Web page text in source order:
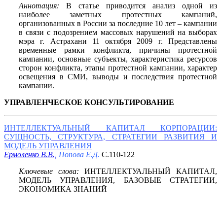
Аннотация: В статье приводится анализ одной из
наиболее заметных протестных кампаний,
организованных в России за последние 10 лет – кампании
в связи с подозрением массовых нарушений на выборах
мэра г. Астрахани 11 октября 2009 г. Представлены
временные рамки конфликта, причины протестной
кампании, основные субъекты, характеристика ресурсов
сторон конфликта, этапы протестной кампании, характер
освещения в СМИ, выводы и последствия протестной
кампании.
УПРАВЛЕНЧЕСКОЕ КОНСУЛЬТИРОВАНИЕ
ИНТЕЛЛЕКТУАЛЬНЫЙ КАПИТАЛ КОРПОРАЦИИ:
СУЩНОСТЬ, СТРУКТУРА, СТРАТЕГИИ РАЗВИТИЯ И
МОДЕЛЬ УПРАВЛЕНИЯ
Ермоленко В.В., Попова Е.Д. С.110-122
Ключевые слова: ИНТЕЛЛЕКТУАЛЬНЫЙ КАПИТАЛ,
МОДЕЛЬ УПРАВЛЕНИЯ, БАЗОВЫЕ СТРАТЕГИИ,
ЭКОНОМИКА ЗНАНИЙ